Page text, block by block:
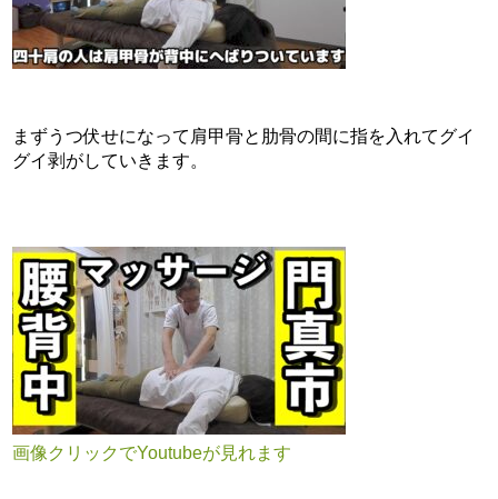
まずうつ伏せになって肩甲骨と肋骨の間に指を入れてグイ
グイ剥がしていきます。
画像クリックでYoutubeが見れます